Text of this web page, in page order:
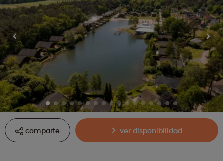
comparte ver disponibilidad